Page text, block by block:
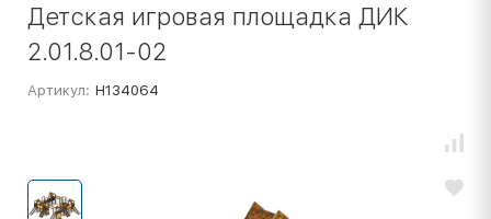
Детская игровая площадка ДИК
2.01.8.01-02
Артикул: Н134064